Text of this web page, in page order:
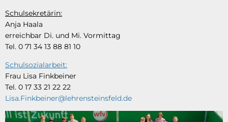
Schulsekretärin:
Anja Haala
erreichbar Di. und Mi. Vormittag
Tel. 0 71 34 13 88 81 10
Schulsozialarbeit:
Frau Lisa Finkbeiner
Tel. 0 17 33 21 22 22
Lisa.Finkbeiner@lehrensteinsfeld.de